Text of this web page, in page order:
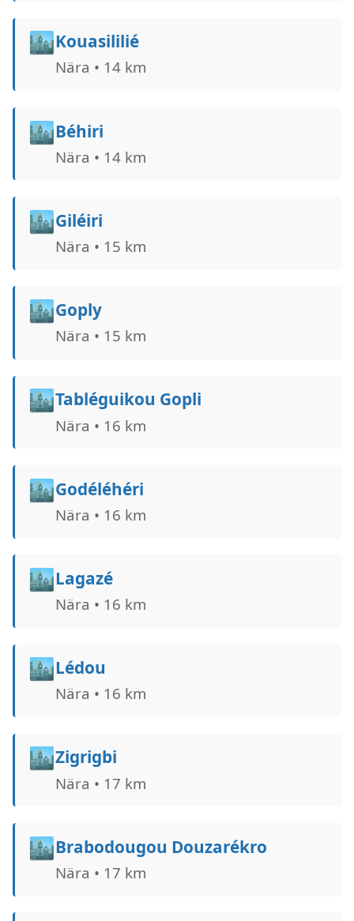
🏙️Kouasililié
Nära • 14 km
🏙️Béhiri
Nära • 14 km
🏙️Giléiri
Nära • 15 km
🏙️Goply
Nära • 15 km
🏙️Tabléguikou Gopli
Nära • 16 km
🏙️Godéléhéri
Nära • 16 km
🏙️Lagazé
Nära • 16 km
🏙️Lédou
Nära • 16 km
🏙️Zigrigbi
Nära • 17 km
🏙️Brabodougou Douzarékro
Nära • 17 km